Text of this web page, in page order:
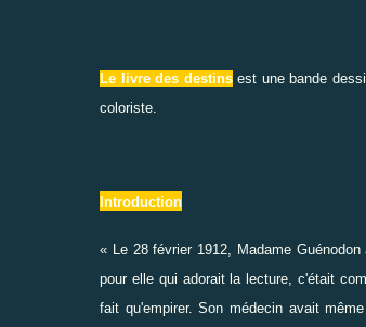
Le livre des destinsest une bande
coloriste.
Introduction
« Le 28 février 1912, Madame
pour elle qui adorait la lecture, c'était
fait qu'empirer. Son médecin avait